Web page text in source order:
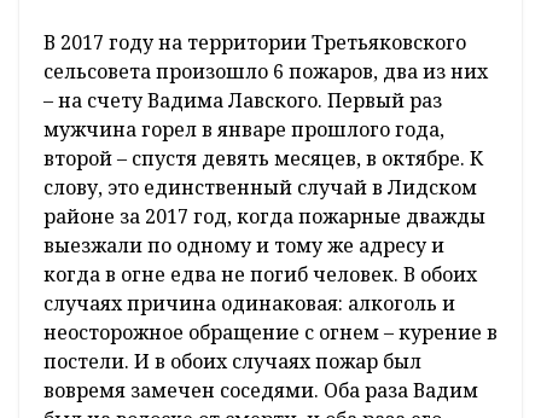
В 2017 году на территории Третьяковского
сельсовета произошло 6 пожаров, два из них
– на счету Вадима Лавского. Первый раз
мужчина горел в январе прошлого года,
второй – спустя девять месяцев, в октябре. К
слову, это единственный случай в Лидском
районе за 2017 год, когда пожарные дважды
выезжали по одному и тому же адресу и
когда в огне едва не погиб человек. В обоих
случаях причина одинаковая: алкоголь и
неосторожное обращение с огнем – курение в
постели. И в обоих случаях пожар был
вовремя замечен соседями. Оба раза Вадим